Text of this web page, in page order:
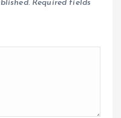
Required fields